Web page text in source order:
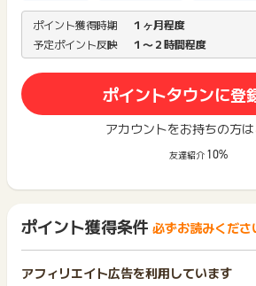
ポイント獲得時期
１ヶ月程度
予定ポイント反映
１〜２時間程度
ポイントタウンに登
アカウントをお持ちの方は
友達紹介 10%
ポイント獲得条件 必ずお読みくださ
アフィリエイト広告を利用しています